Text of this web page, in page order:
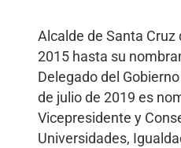
Alcalde de Santa Cruz
2015 hasta su
Delegado del
de julio de 2019 es
Vicepresidente y
Universidades,